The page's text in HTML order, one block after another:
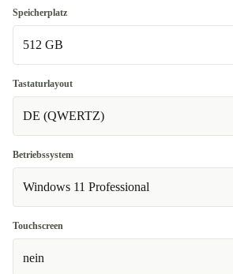
Exzellent
16.0 GB
32.0 GB
64.0 GB
Speicherplatz
512 GB
512 GB
1000 GB
2000 GB
Tastaturlayout
DE (QWERTZ)
Betriebssystem
Windows 11 Professional
Touchscreen
nein